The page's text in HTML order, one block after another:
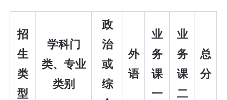
招
生
类
型
学科门
类、专业
类别
政
治
或
综
外
语
业
务
课
一
业
务
课
二
总
分